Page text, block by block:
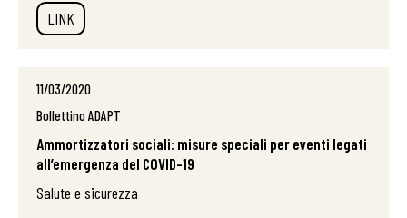
LINK
11/03/2020
Bollettino ADAPT
Ammortizzatori sociali: misure speciali per eventi legati
all’emergenza del COVID-19
Salute e sicurezza